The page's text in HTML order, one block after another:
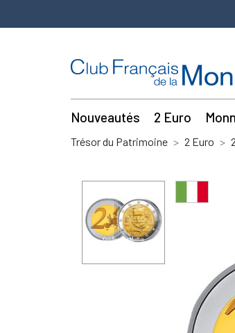
Nouveautés 2 Euro
Trésor du Patrimoine 2 Euro